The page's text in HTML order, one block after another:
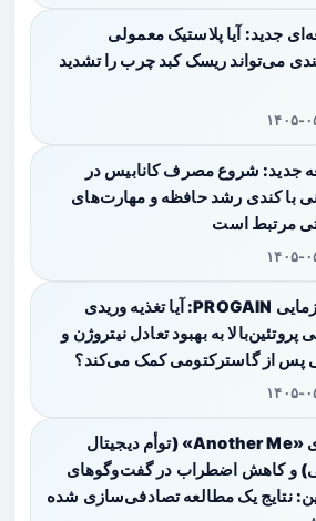
جدید: آیا پلاستیک معمولی
می‌تواند ریسک کبد چرب را تشدید
۰۵-۱۷
جدید: شروع مصرف کانابیس در
با کندی رشد حافظه و مهارت‌های
مرتبط است
۰۵-۱۷
طرح‌آزمایی PROGAIN: آیا تغذیه وریدی
به بهبود تعادل نیتروژن و
پس از گاسترکتومی کمک می‌کند؟
۰۵-۱۷
فناوری «Another Me» (توأم دیجیتال
و کاهش اضطراب در گفت‌وگوهای
نتایج یک مطالعه تصادفی‌سازی شده